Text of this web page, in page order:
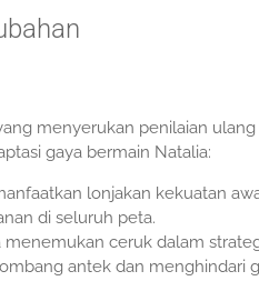
menyerukan penilaian
gaya bermain Natalia:
lonjakan kekuatan
di seluruh peta.
menemukan ceruk dalam
antek dan menghindari